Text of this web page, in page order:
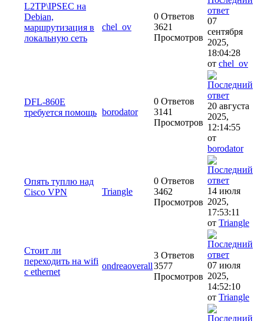
L2TP\IPSEC на
Debian,
маршрутизация в
локальную сеть
chel_ov
0 Ответов
3621
Просмотров
07
сентября
2025,
18:04:28
от chel_ov
DFL-860E
требуется помощь borodator
0 Ответов
3141
Просмотров
20 августа
2025,
12:14:55
от
borodator
Опять туплю над
Cisco VPN
Triangle
0 Ответов
3462
Просмотров
14 июля
2025,
17:53:11
от Triangle
Стоит ли
переходить на wifi
с ethernet
ondreaoverall
3 Ответов
3577
Просмотров
07 июля
2025,
14:52:10
от Triangle